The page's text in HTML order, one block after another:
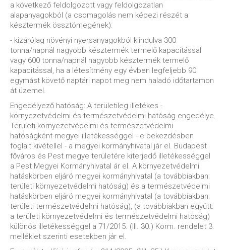
a következő feldolgozott vagy feldolgozatlan
alapanyagokból (a csomagolás nem képezi részét a
késztermék össztömegének):
- kizárólag növényi nyersanyagokból kiindulva 300
tonna/napnál nagyobb késztermék termelő kapacitással
vagy 600 tonna/napnál nagyobb késztermék termelő
kapacitással, ha a létesítmény egy évben legfeljebb 90
egymást követő naptári napot meg nem haladó időtartamon
át üzemel.
Engedélyező hatóság: A területileg illetékes -
környezetvédelmi és természetvédelmi hatóság engedélye.
Területi környezetvédelmi és természetvédelmi
hatóságként megyei illetékességgel - e bekezdésben
foglalt kivétellel - a megyei kormányhivatal jár el. Budapest
főváros és Pest megye területére kiterjedő illetékességgel
a Pest Megyei Kormányhivatal ár el. A környezetvédelmi
hatáskörben eljáró megyei kormányhivatal (a továbbiakban:
területi környezetvédelmi hatóság) és a természetvédelmi
hatáskörben eljáró megyei kormányhivatal (a továbbiakban:
területi természetvédelmi hatóság), (a továbbiakban együtt:
a területi környezetvédelmi és természetvédelmi hatóság)
különös illetékességgel a 71/2015. (III. 30.) Korm. rendelet 3.
melléklet szerinti esetekben jár el.